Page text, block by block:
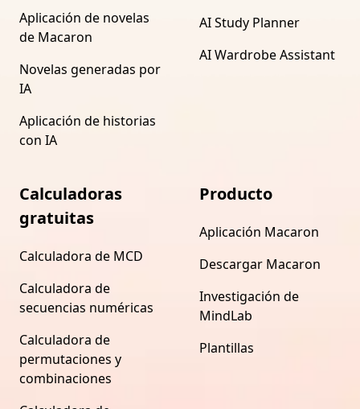
Aplicación de novelas
de Macaron
Novelas generadas por
IA
Aplicación de historias
con IA
AI Study Planner
AI Wardrobe Assistant
Calculadoras
gratuitas
Calculadora de MCD
Calculadora de
secuencias numéricas
Calculadora de
permutaciones y
combinaciones
Producto
Aplicación Macaron
Descargar Macaron
Investigación de
MindLab
Plantillas